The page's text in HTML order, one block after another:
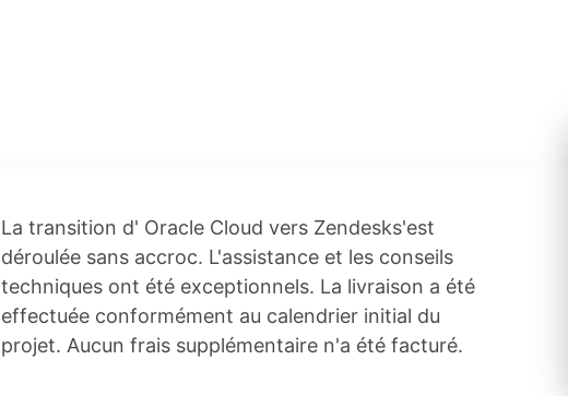
La transition d' Oracle Cloud vers Zendesks'est
déroulée sans accroc. L'assistance et les conseils
techniques ont été exceptionnels. La livraison a été
effectuée conformément au calendrier initial du
projet. Aucun frais supplémentaire n'a été facturé.